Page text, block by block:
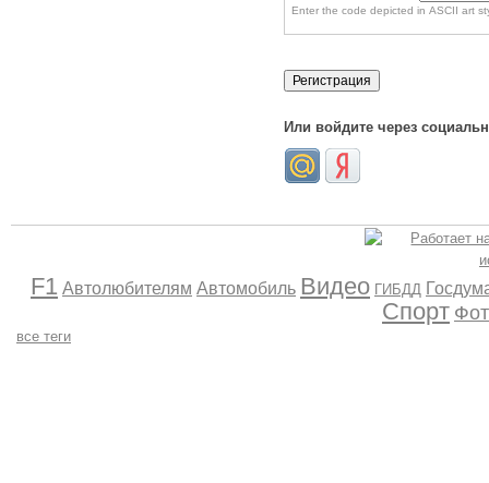
Enter the code depicted in ASCII art
Или войдите через
F1 Автолюбителям Автомобиль Видео ГИБДД
Спорт
все теги